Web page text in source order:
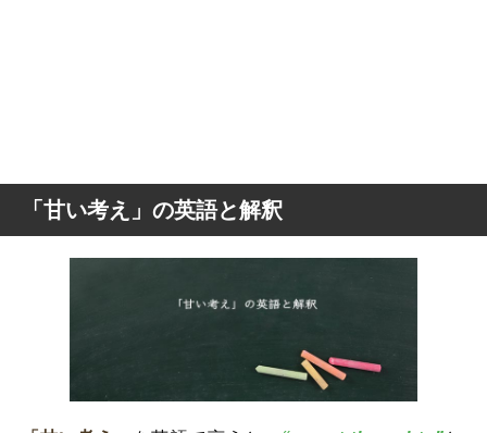
「甘い考え」の英語と解釈